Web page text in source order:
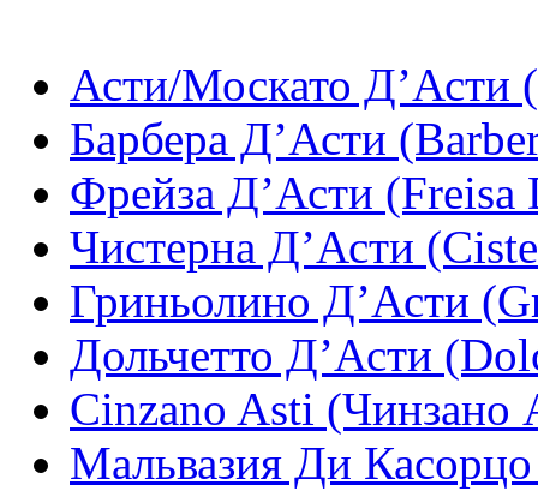
Асти/Москато Д’Асти
Барбера Д’Асти
Фрейза Д’Асти (Freisa
Чистерна Д’Асти
Гриньолино Д’Асти
Дольчетто Д’Асти
Cinzano Asti (Чинзано
Мальвазия Ди